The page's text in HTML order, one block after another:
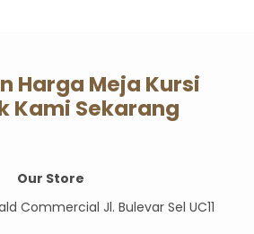
Harga Meja Kursi
Kami Sekarang
Our Store
Commercial Jl. Bulevar Sel UC11